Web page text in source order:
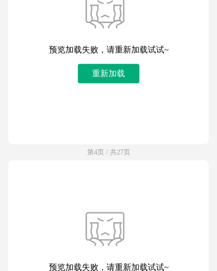
预览加载失败，请重新加载试试~
重新加载
第4页 / 共27页
预览加载失败，请重新加载试试~